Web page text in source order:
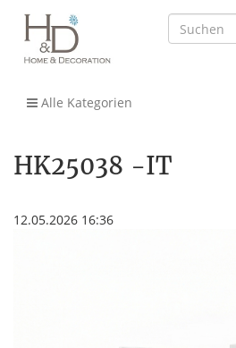
Alle Kategorien
HK25038 -IT
12.05.2026 16:36